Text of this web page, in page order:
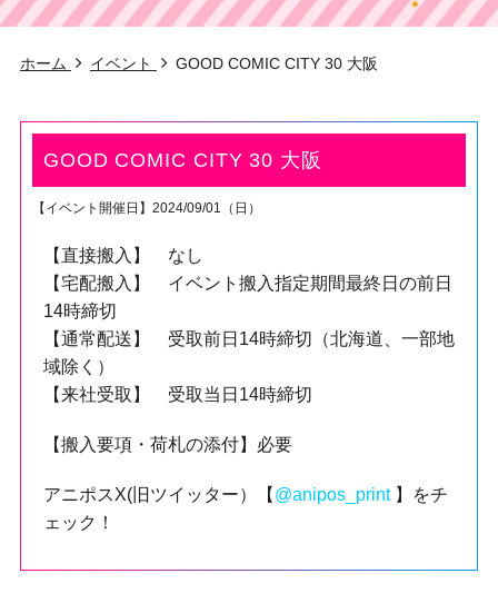
ホーム イベント GOOD COMIC CITY 30 大阪
GOOD COMIC CITY 30 大阪
【イベント開催日】2024/09/01（日）
【直接搬入】 なし
【宅配搬入】 イベント搬入指定期間最終日の前日
14時締切
【通常配送】 受取前日14時締切（北海道、一部地
域除く）
【来社受取】 受取当日14時締切
【搬入要項・荷札の添付】必要
アニポスX(旧ツイッター）【 @anipos_print 】をチ
ェック！